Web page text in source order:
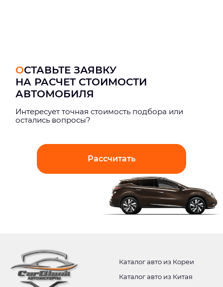
ОСТАВЬТЕ ЗАЯВКУ
НА РАСЧЕТ СТОИМОСТИ
АВТОМОБИЛЯ
Интерeсует точная стоимость подбора или
остались вопросы?
Рассчитать
Каталог авто из Кореи
Каталог авто из Китая